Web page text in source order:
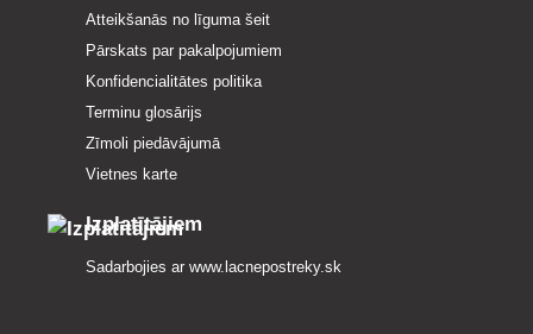
Atteikšanās no līguma šeit
Pārskats par pakalpojumiem
Konfidencialitātes politika
Terminu glosārijs
Zīmoli piedāvājumā
Vietnes karte
Izplatītājiem
Sadarbojies ar www.lacnepostreky.sk